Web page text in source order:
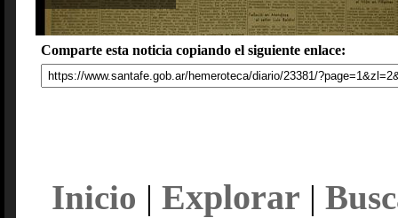
Comparte esta noticia copiando el siguiente enlace:
Inicio | Explorar |